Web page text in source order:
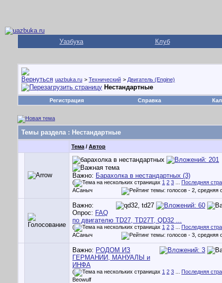
Уазбука Клуб
uazbuka.ru > Технический > Двигатель (Engine)
Нестандартные
Регистрация Справка
Темы раздела: Нестандартные
Тема / Автор
Важно: Барахолка в нестандартных (3)
( 1 2 3
Последняя
АСаныч
Важно:
Опрос: FAQ
по двигателю TD27, TD27T, QD32 ...
( 1 2 3
Последняя
АСаныч
Важно: РОДОМ ИЗ
ГЕРМАНИИ, МАНУАЛЫ и
ИНФА
( 1 2 3
Последняя
Beowulf